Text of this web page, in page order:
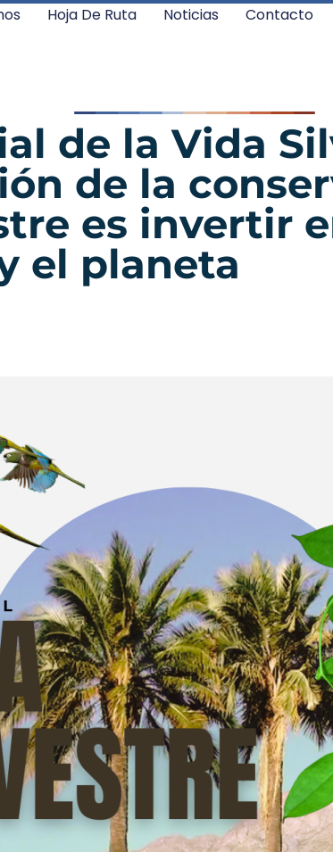
Hoja De Ruta Noticias Contacto
de la Vida
de la
es invertir
el planeta